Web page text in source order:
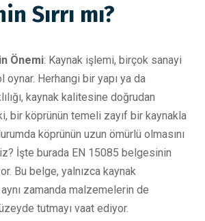
Sırrı mı?
Önemi: Kaynak işlemi, birçok sanayi
oynar. Herhangi bir yapı ya da
kaynak kalitesine doğrudan
bir köprünün temeli zayıf bir kaynakla
köprünün uzun ömürlü olmasını
İşte burada EN 15085 belgesinin
Bu belge, yalnızca kaynak
zamanda malzemelerin de
tutmayı vaat ediyor.